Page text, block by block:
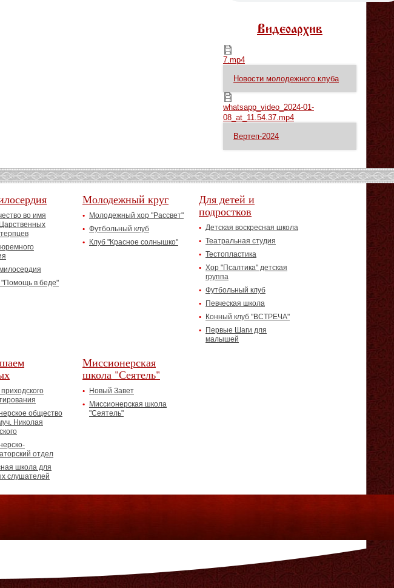
Видеоархив
7.mp4
7.mp4
Новости молодежного клуба
whatsapp_video_2024-01-08_at_11.54.37.mp4
whatsapp_video_2024-01-
08_at_11.54.37.mp4
Вертеп-2024
во имя
в беде"
Молодежный круг
Молодежный хор "Рассвет"
Футбольный клуб
Клуб "Красное солнышко"
Для детей и
подростков
Детская воскресная школа
Театральная студия
Тестопластика
Хор "Псалтика" детская
группа
Футбольный клуб
Певческая школа
Конный клуб "ВСТРЕЧА"
Первые Шаги для
малышей
общество
Николая
отдел
школа для
слушателей
Миссионерская
школа "Сеятель"
Новый Завет
Миссионерская школа
"Сеятель"